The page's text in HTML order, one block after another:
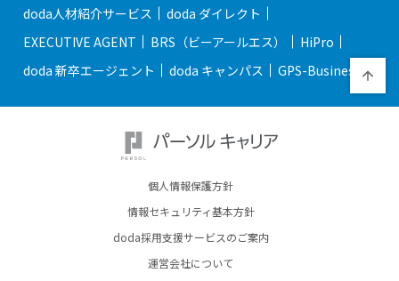
doda人材紹介サービス
doda ダイレクト
EXECUTIVE AGENT
BRS（ビーアールエス）
HiPro
doda 新卒エージェント
doda キャンパス GPS-Business
個人情報保護方針
情報セキュリティ基本方針
doda採用支援サービスのご案内
運営会社について